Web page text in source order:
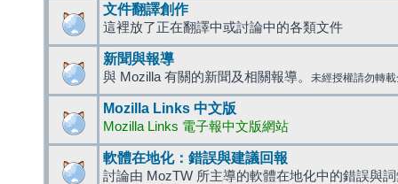
文件翻譯創作
這裡放了正在翻譯中或討論中的各類文件
新聞與報導
與 Mozilla 有關的新聞及相關報導。 未經授權請勿轉
Mozilla Links 中文版
Mozilla Links 電子報中文版網站
軟體在地化：錯誤與建議回報
討論由 MozTW 所主導的軟體在地化中的錯誤與